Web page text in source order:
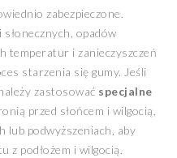
zabezpieczone.
opadów
temperatur i zanieczyszczeń
starzenia się gumy. Jeśli
zastosować specjalne
przed słońcem i wilgocią,
lub podwyższeniach, aby
z podłożem i wilgocią.